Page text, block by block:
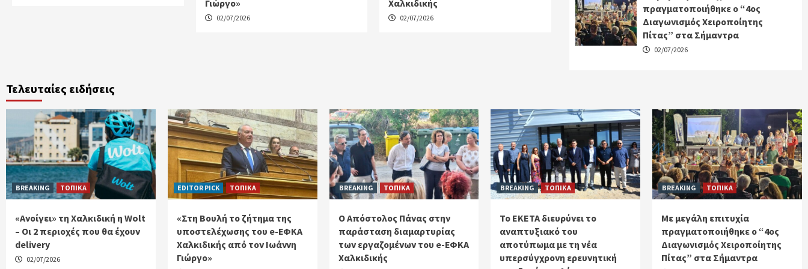
Γιώργο»
02/07/2026
Χαλκιδικής
02/07/2026
πραγματοποιήθηκε ο “4ος
Διαγωνισμός Χειροποίητης
Πίτας” στα Σήμαντρα
02/07/2026
Τελευταίες ειδήσεις
BREAKING ΤΟΠΙΚΑ
«Ανοίγει» τη Χαλκιδική η Wolt
– Οι 2 περιοχές που θα έχουν
delivery
02/07/2026
EDITOR PICK ΤΟΠΙΚΑ
«Στη Βουλή το ζήτημα της
υποστελέχωσης του e-ΕΦΚΑ
Χαλκιδικής από τον Ιωάννη
Γιώργο»
BREAKING ΤΟΠΙΚΑ
Ο Απόστολος Πάνας στην
παράσταση διαμαρτυρίας
των εργαζομένων του e-ΕΦΚΑ
Χαλκιδικής
BREAKING ΤΟΠΙΚΑ
Το ΕΚΕΤΑ διευρύνει το
αναπτυξιακό του
αποτύπωμα με τη νέα
υπερσύγχρονη ερευνητική
BREAKING ΤΟΠΙΚΑ
Με μεγάλη επιτυχία
πραγματοποιήθηκε ο “4ος
Διαγωνισμός Χειροποίητης
Πίτας” στα Σήμαντρα